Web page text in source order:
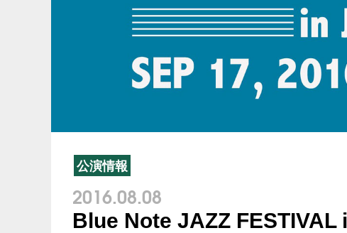
公演情報
2016.08.08
Blue Note JAZZ FESTIVAL